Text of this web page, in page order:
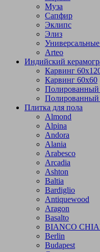
Муза
Сапфир
Эклипс
Элиз
Arteo
Индийский
Карвинг
Карвинг 60х60
Полированный
Полированный
Плитка для пола
Almond
Alpina
Andora
Alania
Arabesco
Arcadia
Ashton
Baltia
Bardiglio
Antiquewood
Aragon
Basalto
BIANCO
Berlin
Budapest